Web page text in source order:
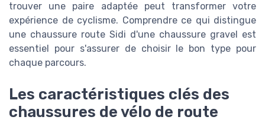
trouver une paire adaptée peut transformer votre
expérience de cyclisme. Comprendre ce qui distingue
une chaussure route Sidi d'une chaussure gravel est
essentiel pour s'assurer de choisir le bon type pour
chaque parcours.
Les caractéristiques clés des
chaussures de vélo de route